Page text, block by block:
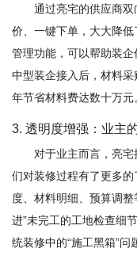
通过亮宅的供应商
价、一键下单，大大降
管理功能，可以帮助装
中型装企接入后，材料采
年节省材料费达数十万元
3. 透明度增强：业主
对于业主而言，亮
们对装修过程有了更多
度、材料明细、预算调
进”未完工的工地检查细
统装修中的“施工黑箱”问